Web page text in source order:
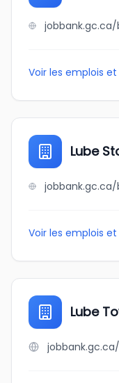
Voir les emplois
Lube
Voir les emplois
Lube